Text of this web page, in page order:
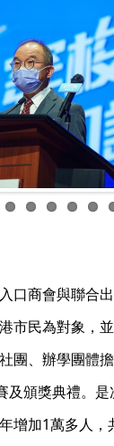
口商會與聯合
市民為對象，
團、辦學團體
及頒獎典禮。是
增加1萬多人，